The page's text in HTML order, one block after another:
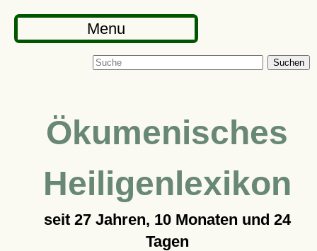
Menu
Suchen
Ökumenisches
Heiligenlexikon
seit 27 Jahren, 10 Monaten und 24
Tagen